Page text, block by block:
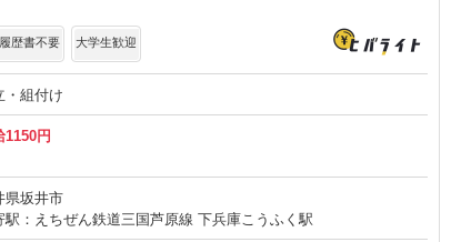
履歴書不要 大学生歓迎
・組付け
1150円
県坂井市
駅：えちぜん鉄道三国芦原線 下兵庫こうふく駅